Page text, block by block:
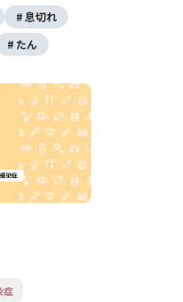
病気、免疫力が
あります。早め
大切です。
息切れ
たん
症